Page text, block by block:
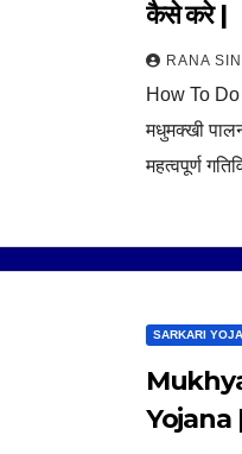
कैसे करे |
RANA
How To
मधुमक्खी
महत्वपूर्ण
SARKARI
Yojana |